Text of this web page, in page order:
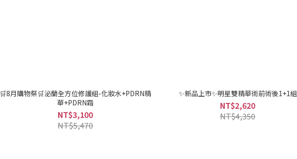
🛒8月購物祭🛒泌蘭全方位修護組-化妝水+PDRN精
華+PDRN霜
NT$3,100
NT$5,470
✨新品上市✨明星雙精華術前術後1+1組
NT$2,620
NT$4,350